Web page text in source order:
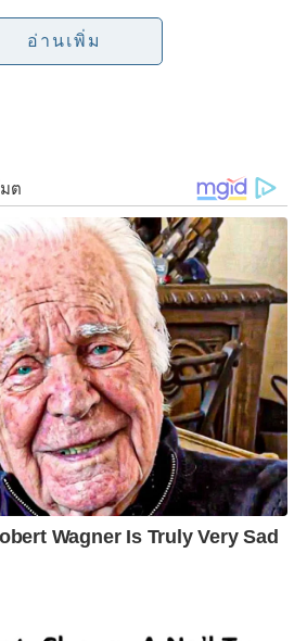
i
n
เสริมการพัฒนาองค์กรและ
กี่ยวข้องกับตลาดทุน รวมถึง พัฒนา
นาตลาดทุน และส่งเสริมและ
ย อบรม และพัฒนาองค์ความรู้
นประโยชน์ต่อตลาดทุน
รายละเอียดเพิ่มเติมและสมัครได้ที่
C
o
p
y
L
n
Share
S
h
a
r
e
อ่านเพิ่ม